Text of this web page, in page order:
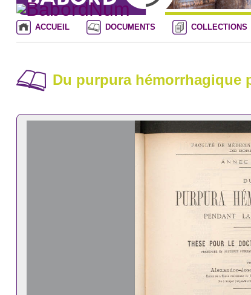
ACCUEIL DOCUMENTS COLLECTIONS
Du purpura hémorrhagique